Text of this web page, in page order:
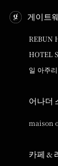
게이트
REBUN
HOTEL
일 아주리
어나더
maison
카페 &